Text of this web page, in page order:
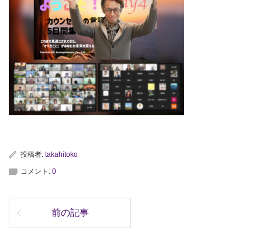
投稿者: takahitoko
コメント: 0
前の記事